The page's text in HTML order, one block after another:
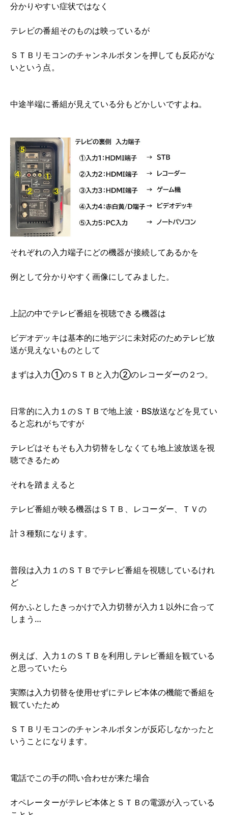
分かりやすい症状ではなく
テレビの番組そのものは映っているが
ＳＴＢリモコンのチャンネルボタンを押しても反応がな
いという点。
中途半端に番組が見えている分もどかしいですよね。
それぞれの入力端子にどの機器が接続してあるかを
例として分かりやすく画像にしてみました。
上記の中でテレビ番組を視聴できる機器は
ビデオデッキは基本的に地デジに未対応のためテレビ放
送が見えないものとして
まずは入力①のＳＴＢと入力②のレコーダーの２つ。
日常的に入力１のＳＴＢで地上波・BS放送などを見てい
ると忘れがちですが
テレビはそもそも入力切替をしなくても地上波放送を視
聴できるため
それを踏まえると
テレビ番組が映る機器はＳＴＢ、レコーダー、ＴＶの
計３種類になります。
普段は入力１のＳＴＢでテレビ番組を視聴しているけれ
ど
何かふとしたきっかけで入力切替が入力１以外に合って
しまう…
例えば、入力１のＳＴＢを利用しテレビ番組を観ている
と思っていたら
実際は入力切替を使用せずにテレビ本体の機能で番組を
観ていたため
ＳＴＢリモコンのチャンネルボタンが反応しなかったと
いうことになります。
電話でこの手の問い合わせが来た場合
オペレーターがテレビ本体とＳＴＢの電源が入っている